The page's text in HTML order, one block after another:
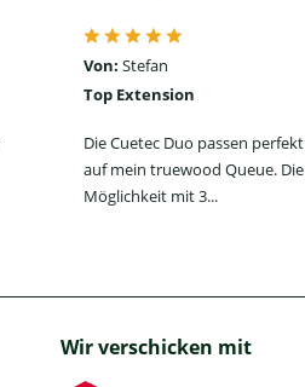
Von: Stefan
Top Extension
Die Cuetec Duo passen perfekt
auf mein truewood Queue. Die
Möglichkeit mit 3...
Wir verschicken mit